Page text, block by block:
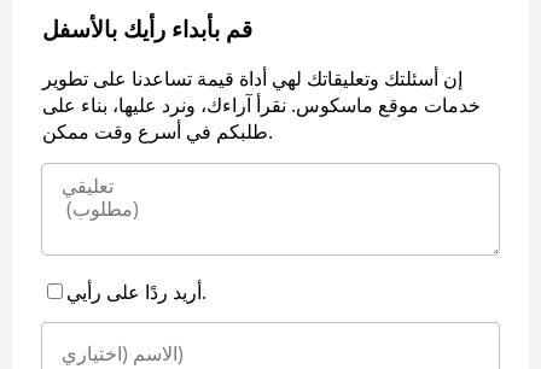
قم بأبداء رأيك بالأسفل
إن أسئلتك وتعليقاتك لهي أداة قيمة تساعدنا على تطوير
خدمات موقع ماسكوس. نقرأ آراءك، ونرد عليها، بناء على
طلبكم في أسرع وقت ممكن.
أريد ردًا على رأيي.